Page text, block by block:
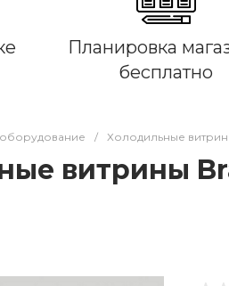
Планировка
бесплатно
/ Холодильные
витрины